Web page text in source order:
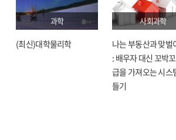
36 The Fabless Revolution
37 Morris Chang s Grand Alliance
39 EUV
과학
(최신)대학물리학
사회과학
나는 부동산과 맞벌
: 배우자 대신 꼬박
급을 가져오는 시스
들기